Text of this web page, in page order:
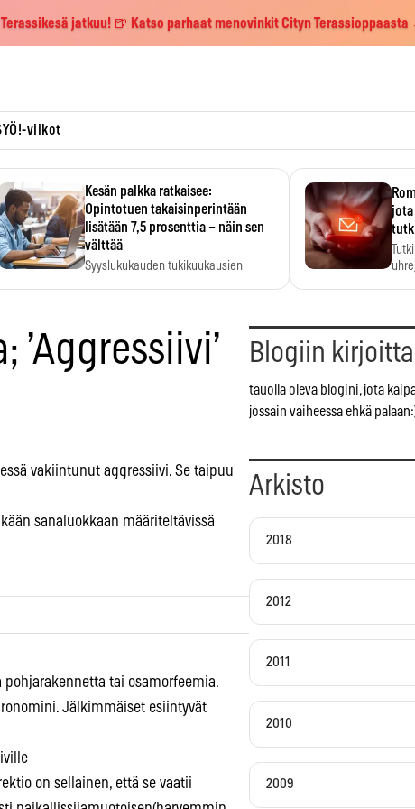
Terassikesä jatkuu! 🍺 Katso parhaat menovinkit Cityn
viikot
Kesän palkka ratkaisee:
Opintotuen takaisinperintään
lisätään 7,5 prosenttia – näin sen
välttää
Syyslukukauden tukikuukausien
vakiintunut aggressiivi. Se taipuu
sanaluokkaan määriteltävissä
pohjarakennetta tai osamorfeemia.
Jälkimmäiset esiintyvät
on sellainen, että se vaatii
Blogiin
tauolla oleva blogini, jota
jossain vaiheessa ehkä
Arkisto
2018
2012
2011
2010
2009